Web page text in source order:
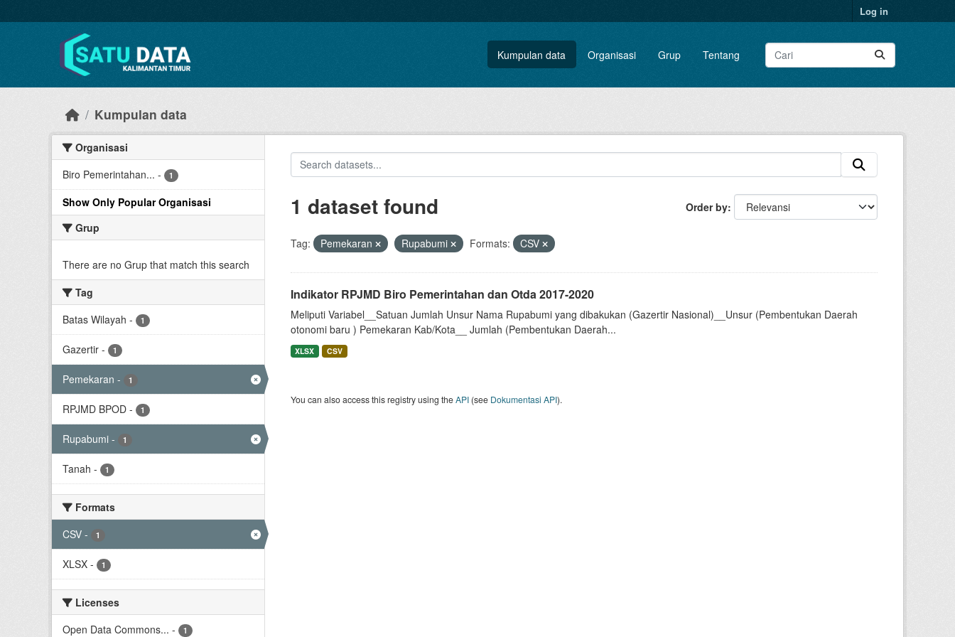
Log in
Kumpulan data Organisasi Grup Tentang
Kumpulan data
Organisasi
Biro Pemerintahan... - 1
Show Only Popular Organisasi
Grup
There are no Grup that match this search
Tag
Batas Wilayah - 1
Gazertir - 1
Pemekaran - 1
RPJMD BPOD - 1
Rupabumi - 1
Tanah - 1
Formats
CSV - 1
XLSX - 1
Licenses
Open Data Commons... - 1
Order by
1 dataset found
Tag: Pemekaran Rupabumi Formats: CSV
Indikator RPJMD Biro Pemerintahan dan Otda 2017-2020
Meliputi Variabel__Satuan Jumlah Unsur Nama Rupabumi yang dibakukan (Gazertir Nasional)__Unsur (Pembentukan Daerah
otonomi baru ) Pemekaran Kab/Kota__ Jumlah (Pembentukan Daerah...
XLSX CSV
You can also access this registry using theAPI(see Dokumentasi API).